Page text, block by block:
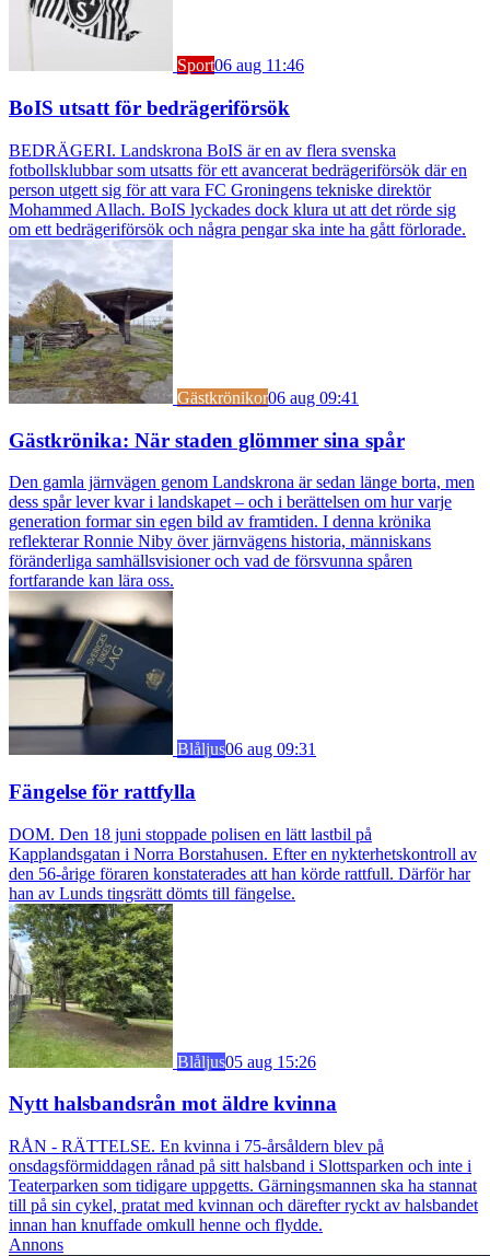
Sport06 aug 11:46
BoIS utsatt för bedrägeriförsök
BEDRÄGERI. Landskrona BoIS är en av flera svenska
fotbollsklubbar som utsatts för ett avancerat bedrägeriförsök där en
person utgett sig för att vara FC Groningens tekniske direktör
Mohammed Allach. BoIS lyckades dock klura ut att det rörde sig
om ett bedrägeriförsök och några pengar ska inte ha gått förlorade.
Gästkrönikor06 aug 09:41
Gästkrönika: När staden glömmer sina spår
Den gamla järnvägen genom Landskrona är sedan länge borta, men
dess spår lever kvar i landskapet – och i berättelsen om hur varje
generation formar sin egen bild av framtiden. I denna krönika
reflekterar Ronnie Niby över järnvägens historia, människans
föränderliga samhällsvisioner och vad de försvunna spåren
fortfarande kan lära oss.
Blåljus06 aug 09:31
Fängelse för rattfylla
DOM. Den 18 juni stoppade polisen en lätt lastbil på
Kapplandsgatan i Norra Borstahusen. Efter en nykterhetskontroll av
den 56-årige föraren konstaterades att han körde rattfull. Därför har
han av Lunds tingsrätt dömts till fängelse.
Blåljus05 aug 15:26
Nytt halsbandsrån mot äldre kvinna
RÅN - RÄTTELSE. En kvinna i 75-årsåldern blev på
onsdagsförmiddagen rånad på sitt halsband i Slottsparken och inte i
Teaterparken som tidigare uppgetts. Gärningsmannen ska ha stannat
till på sin cykel, pratat med kvinnan och därefter ryckt av halsbandet
innan han knuffade omkull henne och flydde.
Annons